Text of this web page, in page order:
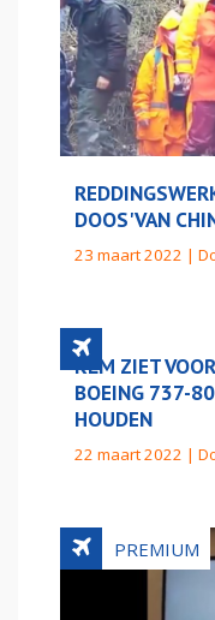
DOOS' VAN
23 maart 2022 |
KLM ZIET
BOEING 737-
HOUDEN
22 maart 2022 |